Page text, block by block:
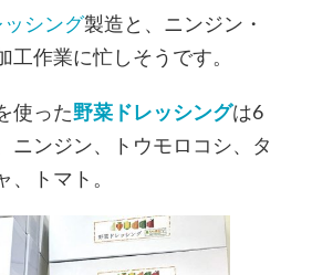
シング製造と、ニンジン・
工作業に忙しそうです。
使った野菜ドレッシングは6
ニンジン、トウモロコシ、タ
トマト。